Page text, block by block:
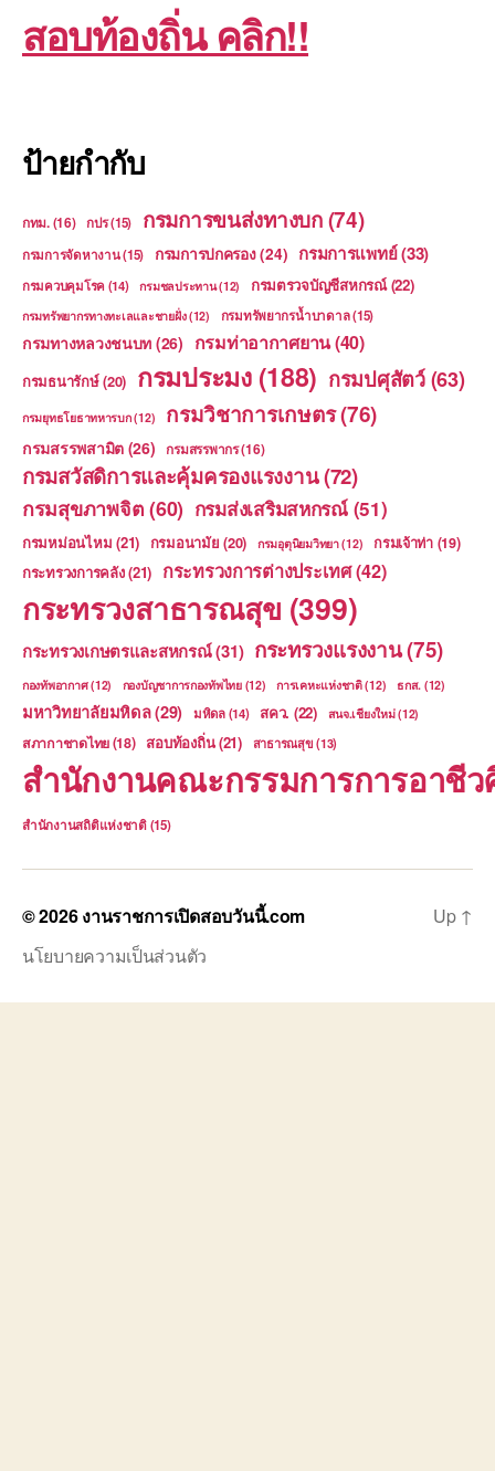
สอบท้องถิ่น คลิก!!
ป้ายกำกับ
กทม.(16) กปร(15) กรมการขนส่งทางบก(74)
กรมการจัดหางาน(15) กรมการปกครอง(24) กรมการแพทย์(33)
กรมควบคุมโรค (14) กรมชลประทาน(12) กรมตรวจบัญชีสหกรณ์(22)
กรมทรัพยากรทางทะเลและชายฝั่ง(12) กรมทรัพยากรน้ำบาดาล(15)
กรมทางหลวงชนบท (26) กรมท่าอากาศยาน(40)
กรมธนารักษ์(20) กรมประมง(188) กรมปศุสัตว์(63)
กรมยุทธโยธาทหารบก(12) กรมวิชาการเกษตร(76)
กรมสรรพสามิต (26) กรมสรรพากร(16)
กรมสวัสดิการและคุ้มครองแรงงาน(72)
กรมสุขภาพจิต(60) กรมส่งเสริมสหกรณ์(51)
กรมหม่อนไหม (21) กรมอนามัย (20) กรมอุตุนิยมวิทยา(12) กรมเจ้าท่า(19)
กระทรวงการคลัง(21) กระทรวงการต่างประเทศ(42)
กระทรวงสาธารณสุข (399)
กระทรวงเกษตรและสหกรณ์(31) กระทรวงแรงงาน(75)
กองทัพอากาศ(12) กองบัญชาการกองทัพไทย(12) การเคหะแห่งชาติ(12) ธกส. (12)
มหาวิทยาลัยมหิดล(29) มหิดล(14) สคว. (22) สนจ.เชียงใหม่(12)
สภากาชาดไทย(18) สอบท้องถิ่น(21) สาธารณสุข (13)
สำนักงานคณะกรรมการการอาชี
สำนักงานสถิติแห่งชาติ(15)
© 2026งานราชการเปิดสอบวันนี้.com
นโยบายความเป็นส่วนตัว
Up ↑